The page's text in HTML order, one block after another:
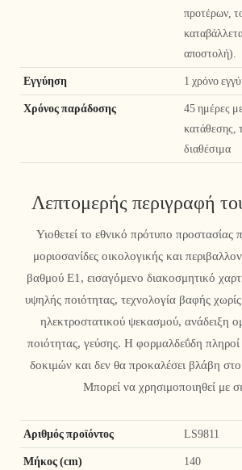
προτέρων,
αποστολή).
Εγγύηση 1 χρόνο
Χρόνος παράδοσης
45 ημέρες
κατάθεσης,
διαθέσιμα
Λεπτομερής περιγραφή
Υιοθετεί το εθνικό πρότυπο προστασίας
μοριοσανίδες οικολογικής και
βαθμού Ε1, εισαγόμενο διακοσμητικό
υψηλής ποιότητας, τεχνολογία βαφής
ηλεκτροστατικού ψεκασμού, ανάδειξη
ποιότητας, γεύσης. Η φορμαλδεΰδη
δοκιμών και δεν θα προκαλέσει βλάβη
Μπορεί να χρησιμοποιηθεί με
Αριθμός προϊόντος LS9811
Μήκος (cm) 140